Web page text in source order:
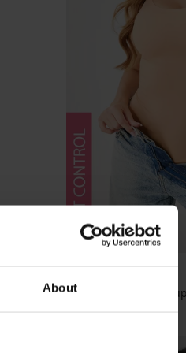
AboutPodkoszulek
157,99 zł